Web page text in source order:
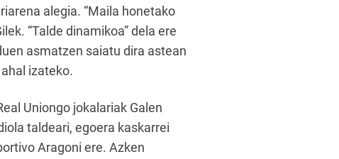
alegia. “Maila honetako
“Talde dinamikoa” dela ere
asmatzen saiatu dira astean
izateko.
Uniongo jokalariak Galen
taldeari, egoera kaskarrei
Aragoni ere. Azken